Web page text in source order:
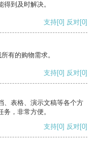
到及时解决。
支持[0] 反对[0]
有的购物需求。
支持[0] 反对[0]
、表格、演示文稿等各个方
，非常方便。
支持[0] 反对[0]